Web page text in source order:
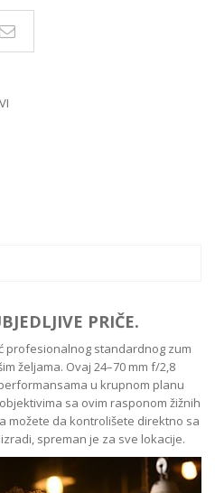
PRIČE.
profesionalnog standardnog zum
željama. Ovaj 24–70 mm f/2,8
u krupnom planu
sa ovim rasponom žižnih
možete da kontrolišete direktno sa
spreman je za sve lokacije.